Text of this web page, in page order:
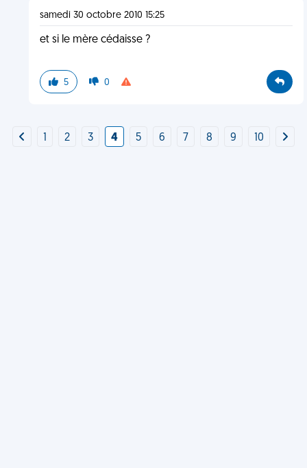
samedi 30 octobre 2010 15:25
et si le mère cédaisse ?
5 0
2 3 4 5 6 7 8 9 10